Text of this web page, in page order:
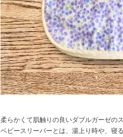
柔らかくて肌触りの良いダブルガーゼのス
ベビースリーパーとは、湯上り時や、寝